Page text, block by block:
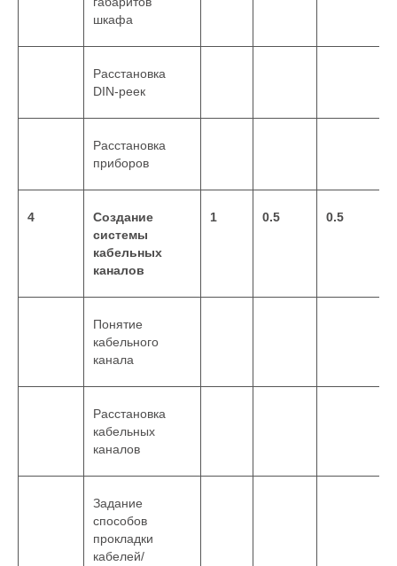
шкафа
Расстановка
DIN-реек
Расстановка
приборов
4
Создание
системы
кабельных
каналов
1 0.5 0.5
Понятие
кабельного
канала
Расстановка
кабельных
каналов
Задание
способов
прокладки
кабелей/